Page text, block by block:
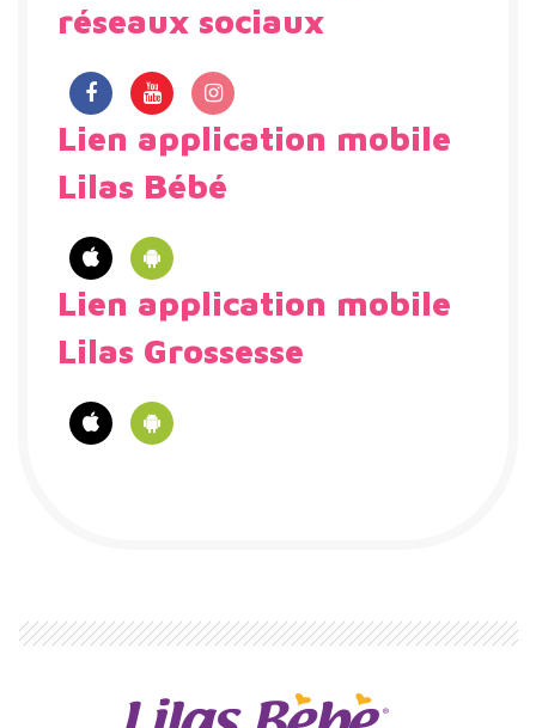
réseaux sociaux
Lien application mobile
Lilas Bébé
Lien application mobile
Lilas Grossesse